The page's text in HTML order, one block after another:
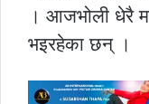
। आजभोली धेरै
भइरहेका छन् ।